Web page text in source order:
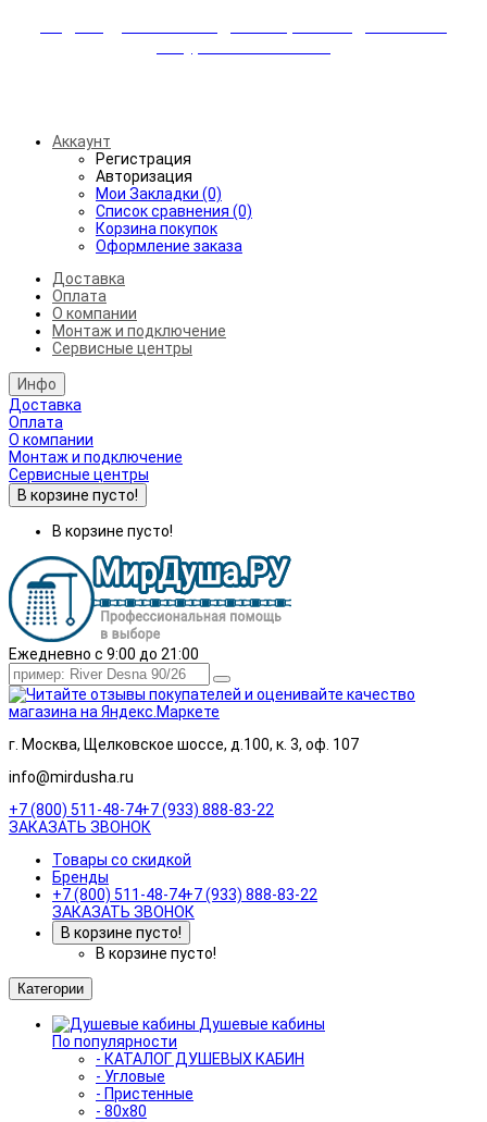
Аккаунт
Регистрация
Авторизация
Мои Закладки (0)
Список сравнения (0)
Корзина покупок
Оформление заказа
Доставка
Оплата
О компании
Монтаж и подключение
Сервисные центры
Инфо
Доставка
Оплата
О компании
Монтаж и подключение
Сервисные центры
В корзине пусто!
В корзине пусто!
Ежедневно с 9:00 до 21:00
г. Москва, Щелковское шоссе, д.100, к. 3, оф. 107
info@mirdusha.ru
+7 (800) 511-48-74+7 (933) 888-83-22
ЗАКАЗАТЬ ЗВОНОК
Товары со скидкой
Бренды
+7 (800) 511-48-74+7 (933) 888-83-22
ЗАКАЗАТЬ ЗВОНОК
В корзине пусто!
В корзине пусто!
Категории
Душевые кабины
По популярности
- КАТАЛОГ ДУШЕВЫХ КАБИН
- Угловые
- Пристенные
- 80x80